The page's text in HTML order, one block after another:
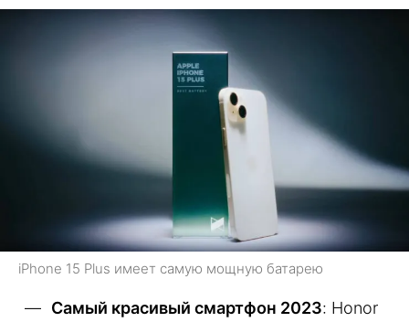
iPhone 15 Plus имеет самую мощную батарею
Самый красивый смартфон 2023: Honor